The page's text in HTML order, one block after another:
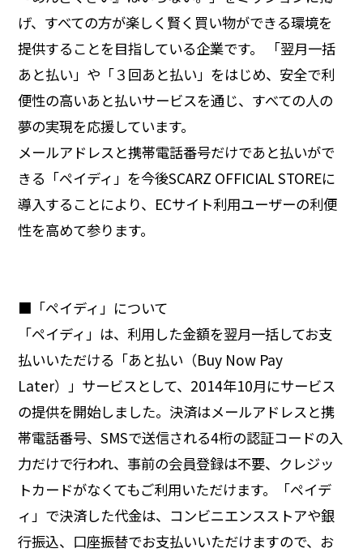
げ、すべての方が楽しく賢く買い物ができる環境を
提供することを目指している企業です。 「翌月一括
あと払い」や「３回あと払い」をはじめ、安全で利
便性の高いあと払いサービスを通じ、すべての人の
夢の実現を応援しています。
メールアドレスと携帯電話番号だけであと払いがで
きる「ペイディ」を今後SCARZ OFFICIAL STOREに
導入することにより、ECサイト利用ユーザーの利便
性を高めて参ります。
■「ペイディ」について
「ペイディ」は、利用した金額を翌月一括してお支
払いいただける「あと払い（Buy Now Pay
Later）」サービスとして、2014年10月にサービス
の提供を開始しました。決済はメールアドレスと携
帯電話番号、SMSで送信される4桁の認証コードの入
力だけで行われ、事前の会員登録は不要、クレジッ
トカードがなくてもご利用いただけます。「ペイデ
ィ」で決済した代金は、コンビニエンスストアや銀
行振込、口座振替でお支払いいただけますので、お